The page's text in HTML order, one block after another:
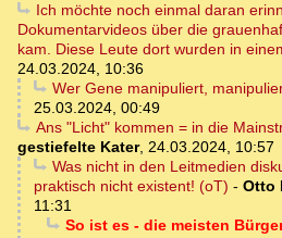
Ich möchte noch einmal daran
Dokumentarvideos über die
kam. Diese Leute dort wurden in
24.03.2024, 10:36
Wer Gene manipuliert,
25.03.2024, 00:49
Ans "Licht" kommen = in die
gestiefelte Kater, 24.03.2024, 10:57
Was nicht in den Leitmedien
praktisch nicht existent! (oT) - Otto
11:31
So ist es - die meisten